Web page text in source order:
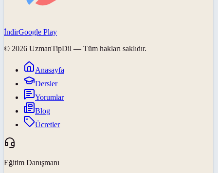
İndirGoogle Play
© 2026 UzmanTipDil — Tüm hakları saklıdır.
Anasayfa
Dersler
Yorumlar
Blog
Ücretler
Eğitim Danışmanı